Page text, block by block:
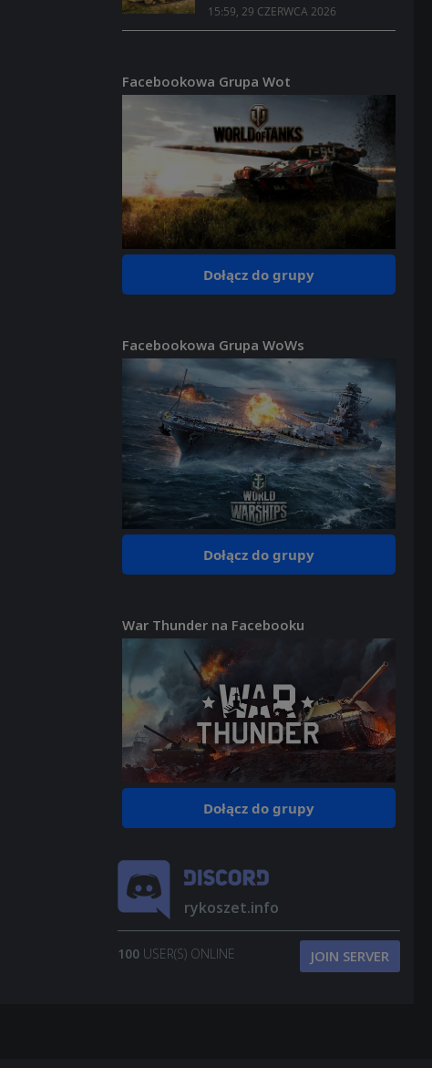
15:59, 29 CZERWCA 2026
Facebookowa Grupa Wot
Dołącz do grupy
Facebookowa Grupa WoWs
Dołącz do grupy
War Thunder na Facebooku
Dołącz do grupy
rykoszet.info
100 USER(S) ONLINE JOIN SERVER